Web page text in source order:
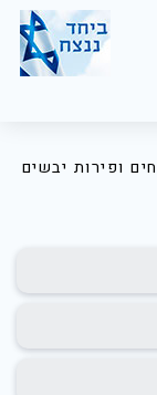
ופירות יבשים